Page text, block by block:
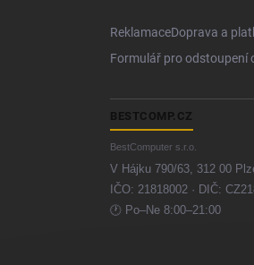
ReklamaceDoprava a
Formulář pro odstoupení
BESTCOMP.CZ
BestComputer s.r.o.
V Hájku 790/63, 312 00
IČO: 21818002 · DIČ:
🕐 Po–Ne 8:00–21:00